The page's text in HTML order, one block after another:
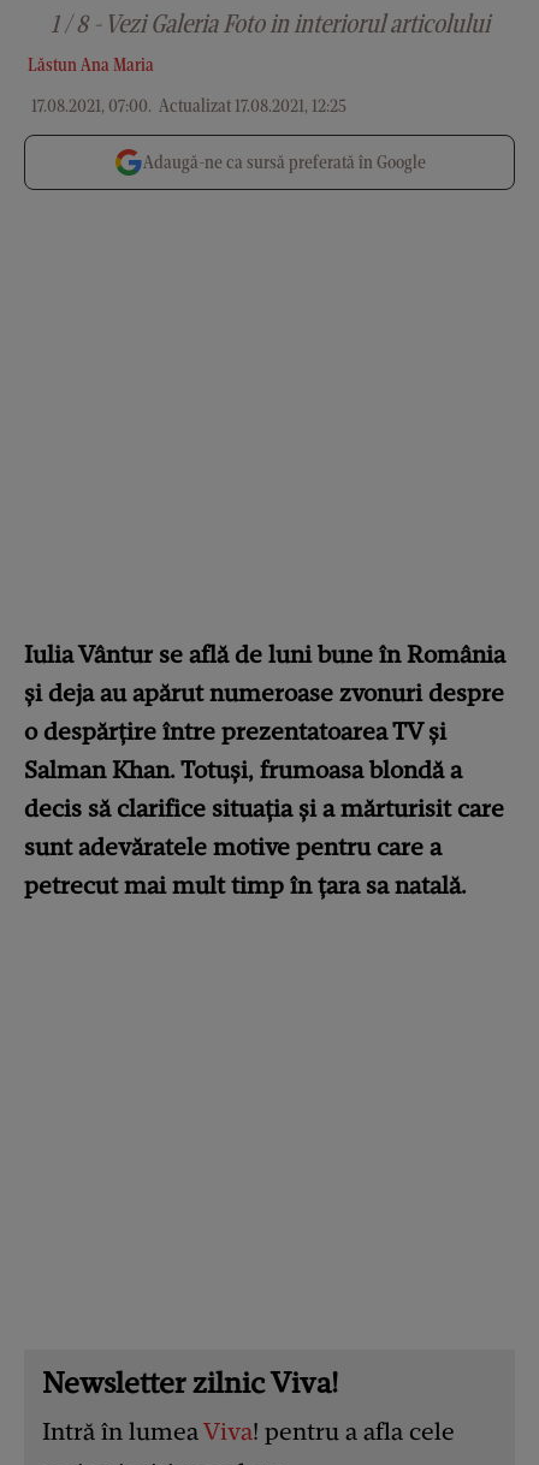
Lăstun Ana Maria
17.08.2021, 07:00. Actualizat 17.08.2021, 12:25
1 / 8 - Vezi Galeria Foto in interiorul articolului
Adaugă-ne ca sursă preferată în Google
Iulia Vântur se află de luni bune în România
și deja au apărut numeroase zvonuri despre
o despărțire între prezentatoarea TV și
Salman Khan. Totuși, frumoasa blondă a
decis să clarifice situația și a mărturisit care
sunt adevăratele motive pentru care a
petrecut mai mult timp în țara sa natală.
Newsletter zilnic Viva!
Intră în lumeaViva! pentru a afla cele